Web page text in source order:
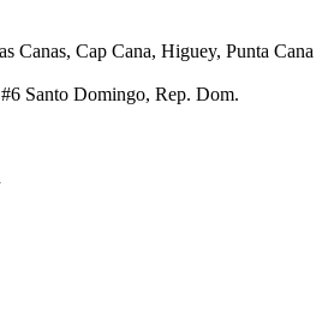
Canas, Cap Cana, Higuey, Punta Cana
Santo Domingo, Rep. Dom.